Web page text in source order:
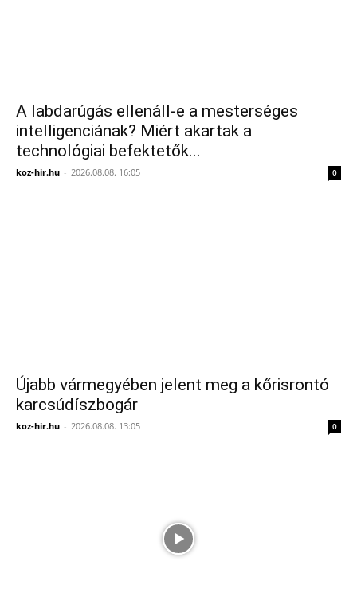
A labdarúgás ellenáll-e a mesterséges
intelligenciának? Miért akartak a
technológiai befektetők...
koz-hir.hu - 2026.08.08. 16:05 0
Újabb vármegyében jelent meg a kőrisrontó
karcsúdíszbogár
koz-hir.hu - 2026.08.08. 13:05 0